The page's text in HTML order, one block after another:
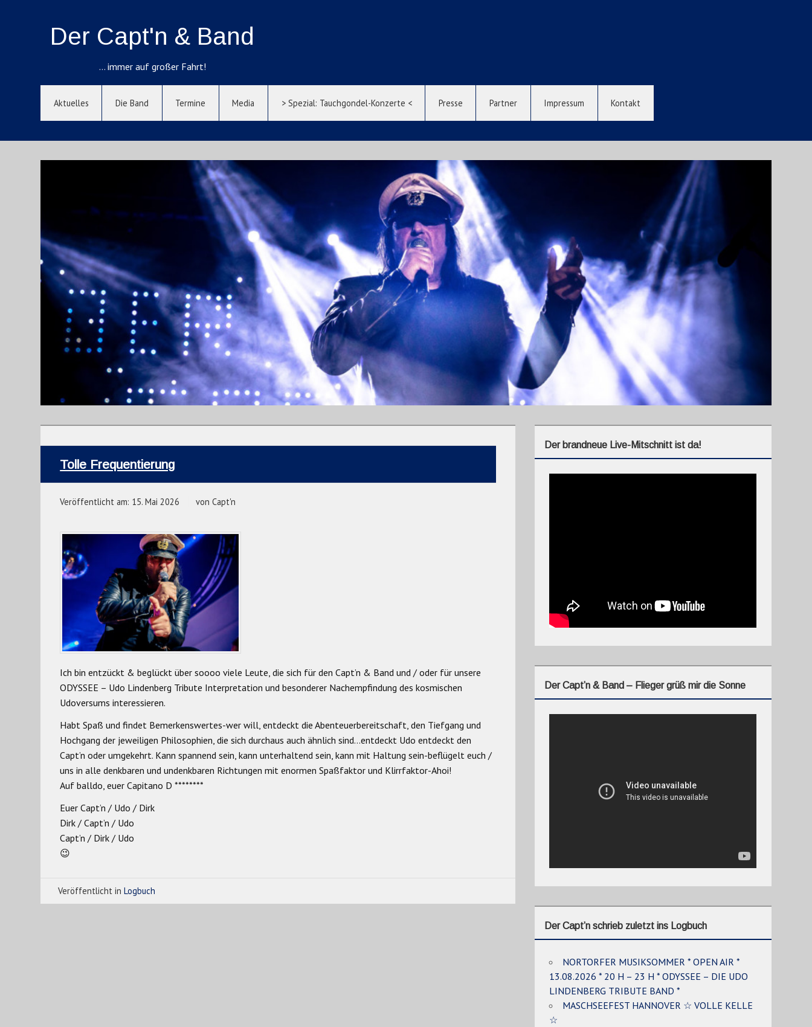
Der Capt'n & Band
… immer auf großer Fahrt!
Aktuelles Die Band Termine Media > Spezial: Tauchgondel-Konzerte < Presse Partner Impressum Kontakt
Tolle Frequentierung
Veröffentlicht am: 15. Mai 2026 von Capt'n
Ich bin entzückt & beglückt über soooo viele Leute, die sich für den Capt’n & Band und / oder für unsere
ODYSSEE – Udo Lindenberg Tribute Interpretation und besonderer Nachempfindung des kosmischen
Udoversums interessieren.
Habt Spaß und findet Bemerkenswertes-wer will, entdeckt die Abenteuerbereitschaft, den Tiefgang und
Hochgang der jeweiligen Philosophien, die sich durchaus auch ähnlich sind…entdeckt Udo entdeckt den
Capt’n oder umgekehrt. Kann spannend sein, kann unterhaltend sein, kann mit Haltung sein-beflügelt euch /
uns in alle denkbaren und undenkbaren Richtungen mit enormen Spaßfaktor und Klirrfaktor-Ahoi!
Auf balldo, euer Capitano D ********
Euer Capt’n / Udo / Dirk
Dirk / Capt’n / Udo
Capt’n / Dirk / Udo
😉
Veröffentlicht in Logbuch
Der brandneue Live-Mitschnitt ist da!
Der Capt’n & Band – Flieger grüß mir die Sonne
Der Capt’n schrieb zuletzt ins Logbuch
NORTORFER MUSIKSOMMER * OPEN AIR *
13.08.2026 * 20 H – 23 H * ODYSSEE – DIE UDO
LINDENBERG TRIBUTE BAND *
MASCHSEEFEST HANNOVER ☆ VOLLE KELLE
☆